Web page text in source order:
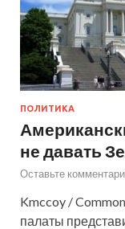
ПОЛИТИКА
не давать
Оставьте
Kmccoy /
палаты